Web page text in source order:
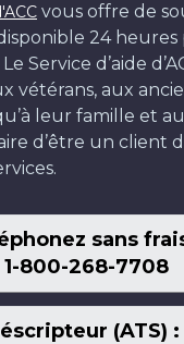
vous offre de
24 heures
Service d’aide
vétérans, aux
leur famille et
d’être un client
sans
1-800-268-7708
(ATS) :